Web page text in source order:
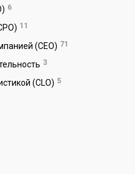
6
11
(CEO) 71
3
(CLO) 5